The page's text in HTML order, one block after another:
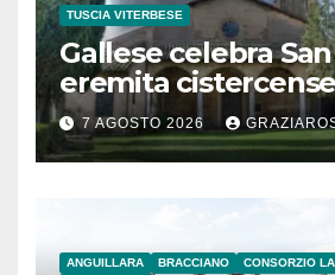
TUSCIA VITERBESE
Gallese celebra
eremita
secolo
7 AGOSTO 2026
ANGUILLARA BRACCIANO
CONSORZIO